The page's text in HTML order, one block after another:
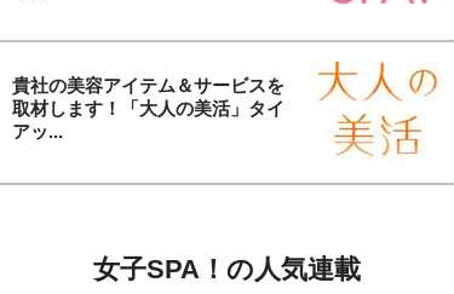
貴社の美容アイテム＆サービスを
取材します！「大人の美活」タイ
アッ...
女子SPA！の人気連載